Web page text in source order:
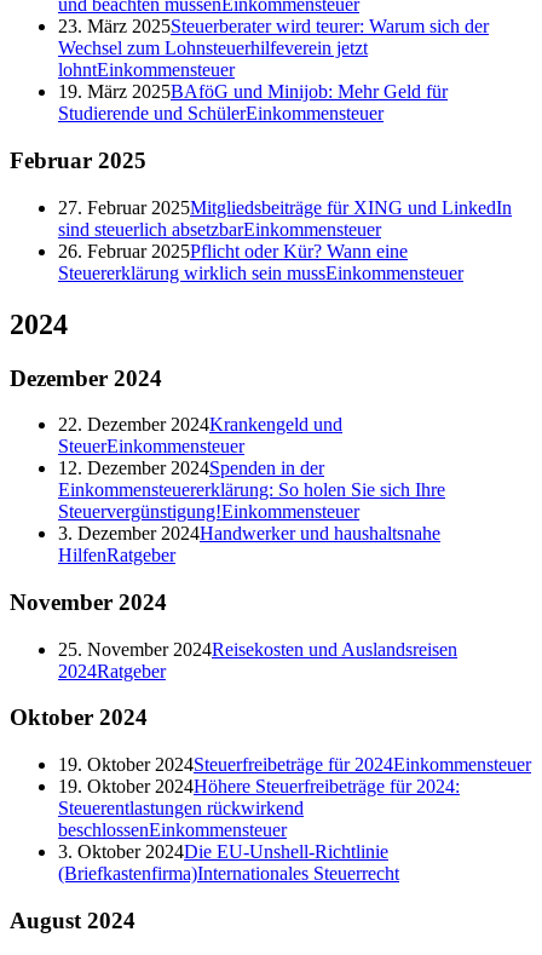
und beachten müssen Einkommensteuer
23. März 2025Steuerberater wird teurer: Warum sich der
Wechsel zum Lohnsteuerhilfeverein jetzt
lohntEinkommensteuer
19. März 2025BAföG und Minijob: Mehr Geld für
Studierende und SchülerEinkommensteuer
Februar 2025
27. Februar 2025Mitgliedsbeiträge für XING und LinkedIn
sind steuerlich absetzbarEinkommensteuer
26. Februar 2025Pflicht oder Kür? Wann eine
Steuererklärung wirklich sein mussEinkommensteuer
2024
Dezember 2024
22. Dezember 2024Krankengeld und
SteuerEinkommensteuer
12. Dezember 2024Spenden in der
Einkommensteuererklärung: So holen Sie sich Ihre
Steuervergünstigung!Einkommensteuer
3. Dezember 2024Handwerker und haushaltsnahe
HilfenRatgeber
November 2024
25. November 2024Reisekosten und Auslandsreisen
2024Ratgeber
Oktober 2024
19. Oktober 2024Steuerfreibeträge für 2024Einkommensteuer
19. Oktober 2024Höhere Steuerfreibeträge für 2024:
Steuerentlastungen rückwirkend
beschlossenEinkommensteuer
3. Oktober 2024Die EU-Unshell-Richtlinie
(Briefkastenfirma)Internationales Steuerrecht
August 2024